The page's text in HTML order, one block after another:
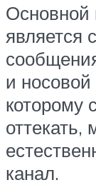
Основной
является
и
которому
оттекать,
канал.